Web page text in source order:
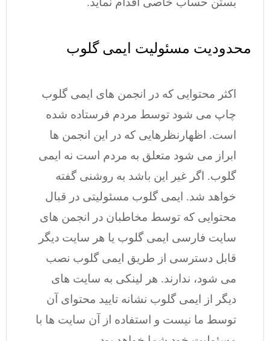
محدودیت مسئولیت ایمی گلوب
اکثر محتوایی که در انجمن های ایمی گلوب
چاپ می شود توسط مردم فرستاده شده
است. اظهارنظرهایی که در این انجمن ها
ابراز می شود متعلق به مردم است نه ایمی
گلوب. اگر غیر این باشد به روشنی گفته
خواهد شد. ایمی گلوب مسئولیتی در قبال
محتوایی که توسط مخاطبان در انجمن های
سایت فارسی ایمی گلوب یا هر سایت دیگر
قابل دسترسی از طریق ایمی گلوب نصب
می شود، ندارند. هر لینکی به سایت های
دیگر از ایمی گلوب نشانه تایید محتوای آن
توسط ما نیست و استفاده از آن سایت ها با